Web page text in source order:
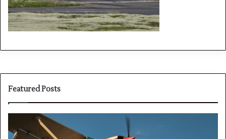
Featured Posts
Formation
PPL